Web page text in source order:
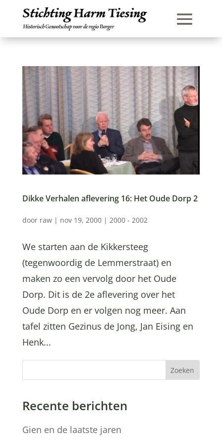
Dikke Verhalen aflevering 16: Het Oude Dorp 2
door raw| nov 19, 2000| 2000 - 2002
We starten aan de Kikkersteeg
(tegenwoordig de Lemmerstraat) en
maken zo een vervolg door het Oude
Dorp. Dit is de 2e aflevering over het
Oude Dorp en er volgen nog meer. Aan
tafel zitten Gezinus de Jong, Jan Eising en
Henk...
Zoeken
Recente berichten
Gien en de laatste jaren